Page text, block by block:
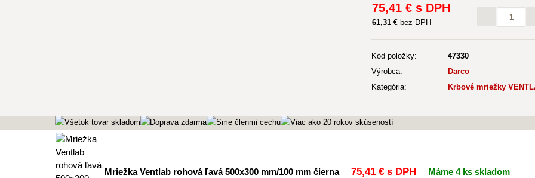
75,41 € s DPH
61,31 € bez DPH
Kód položky:
47330
Výrobca:
Darco
Kategória:
Krbové mriežky
Mriežka Ventlab rohová ľavá 500x300 mm/100 mm čierna 75,41 € s DPH Máme 4 ks skladom